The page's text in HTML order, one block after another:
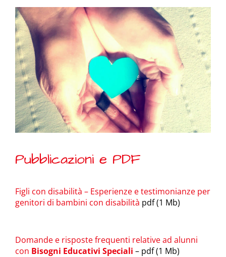
Pubblicazioni e PDF
Figli con disabilità – Esperienze e testimonianze per
genitori di bambini con disabilità pdf (1 Mb)
Domande e risposte frequenti relative ad alunni
con Bisogni Educativi Speciali – pdf (1 Mb)